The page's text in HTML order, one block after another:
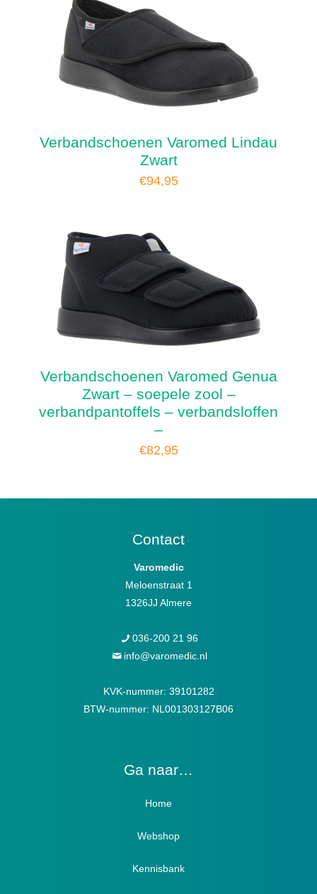
Verbandschoenen Varomed Lindau
Zwart
€94,95
Verbandschoenen Varomed Genua
Zwart – soepele zool –
verbandpantoffels – verbandsloffen
–
€82,95
Contact
Varomedic
Meloenstraat 1
1326JJ Almere
036-200 21 96
info@varomedic.nl
KVK-nummer: 39101282
BTW-nummer: NL001303127B06
Ga naar…
Home
Webshop
Verbandschoenen / Verbandsloffen
Kennisbank